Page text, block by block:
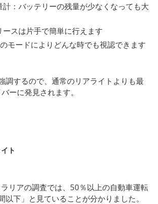
計：バッテリーの残量が少なくなっても大
ースは片手で簡単に行えます
モードによりどんな時でも視認できます
調するので、通常のリアライトよりも最
ーに発見されます。
ト
リアの調査では、50％以上の自動車運転
以下」と見ていることが分かりました。